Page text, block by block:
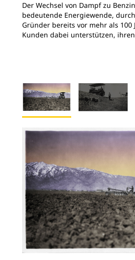
Der Wechsel von Dampf zu
bedeutende Energiewende,
Gründer bereits vor mehr als 100
Kunden dabei unterstützen,